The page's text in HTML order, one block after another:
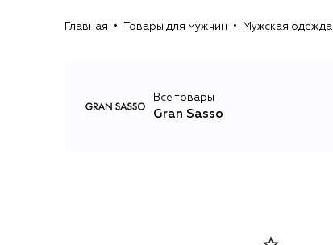
Главная Товары для мужчин Мужская одежда
Все товары
Gran Sasso